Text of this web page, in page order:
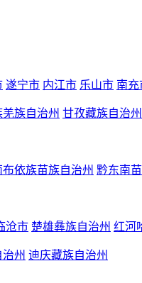
遂宁市 内江市 乐山市 南充
羌族自治州 甘孜藏族自治州
依族苗族自治州 黔东南
沧市 楚雄彝族自治州 红河
州 迪庆藏族自治州